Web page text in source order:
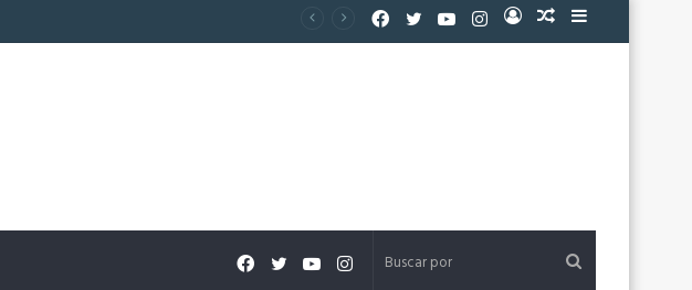
Barra
Publicación
Acceso
Instagram
YouTube
Twitter
Facebook
Buscar
Instagram
YouTube
Twitter
Facebook